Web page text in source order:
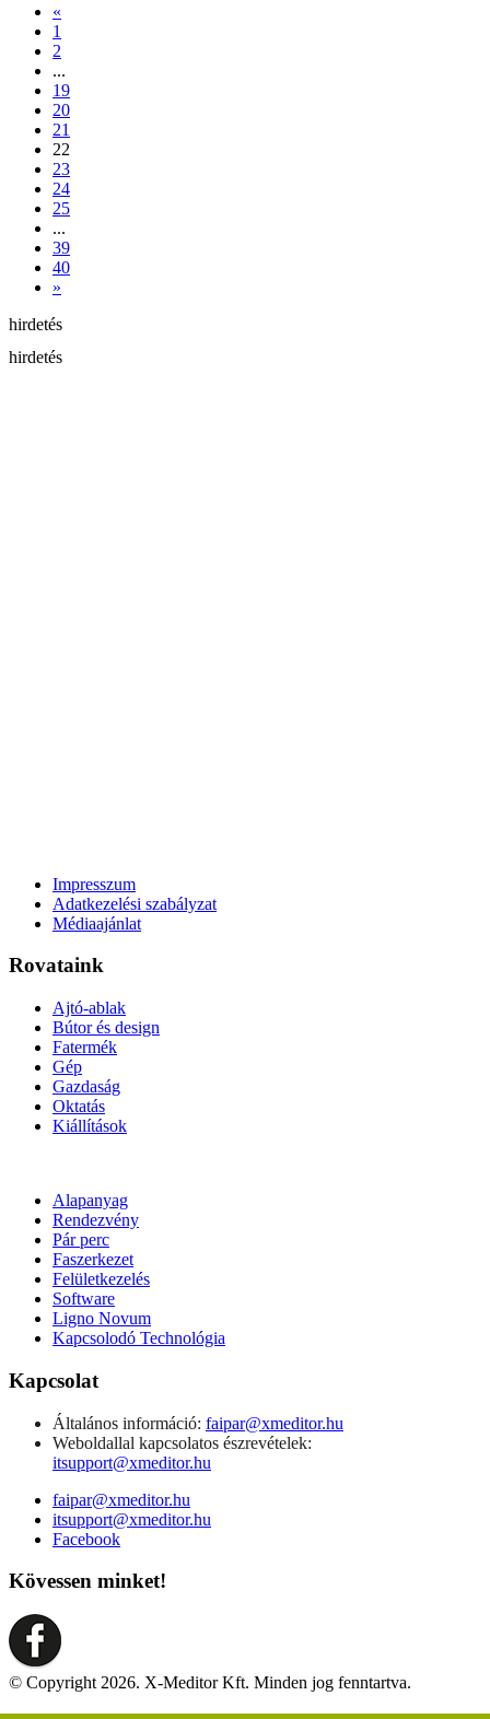
«
1
2
...
19
20
21
22
23
24
25
...
39
40
»
hirdetés
hirdetés
Impresszum
Adatkezelési szabályzat
Médiaajánlat
Rovataink
Ajtó-ablak
Bútor és design
Fatermék
Gép
Gazdaság
Oktatás
Kiállítások
Alapanyag
Rendezvény
Pár perc
Faszerkezet
Felületkezelés
Software
Ligno Novum
Kapcsolodó Technológia
Kapcsolat
Általános információ: faipar@xmeditor.hu
Weboldallal kapcsolatos észrevételek:
itsupport@xmeditor.hu
faipar@xmeditor.hu
itsupport@xmeditor.hu
Facebook
Kövessen minket!
© Copyright 2026. X-Meditor Kft. Minden jog fenntartva.